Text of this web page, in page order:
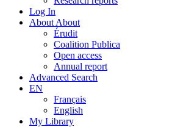
Log In
About About
Érudit
Coalition Publica
Open access
Annual report
Advanced Search
EN
Français
English
My Library